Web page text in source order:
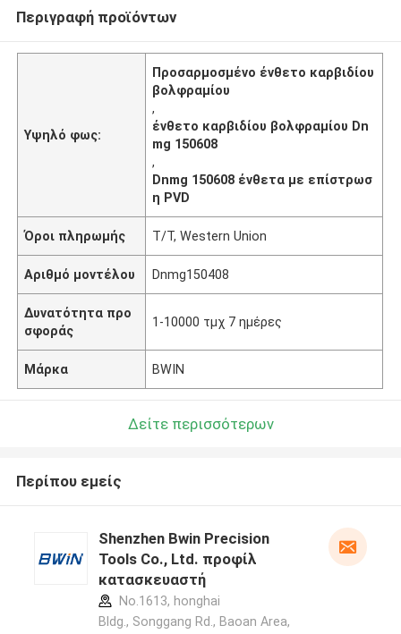
Περιγραφή προϊόντων
Υψηλό φως:
Προσαρμοσμένο ένθετο καρβιδίου
βολφραμίου
,
ένθετο καρβιδίου βολφραμίου Dn
mg 150608
,
Dnmg 150608 ένθετα με επίστρωσ
η PVD
Όροι πληρωμής T/T, Western Union
Αριθμό μοντέλου Dnmg150408
Δυνατότητα προ
σφοράς
1-10000 τμχ 7 ημέρες
Μάρκα BWIN
Δείτε περισσότερων
Περίπου εμείς
Shenzhen Bwin Precision
Tools Co., Ltd. προφίλ
κατασκευαστή
No.1613, honghai
Bldg., Songgang Rd., Baoan Area,